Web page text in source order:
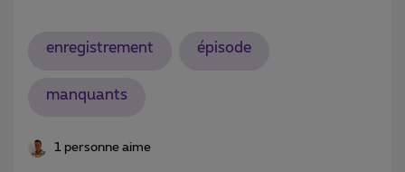
enregistrement épisode
manquants
1 personne aime